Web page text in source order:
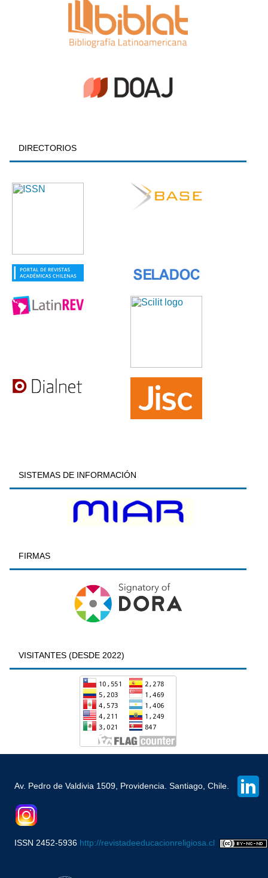
DIRECTORIOS
SISTEMAS DE INFORMACIÓN
FIRMAS
VISITANTES (DESDE 2022)
Av. Pedro de Valdivia 1509, Providencia. Santiago, Chile.
ISSN 2452-5936 http://revistadeeducacionreligiosa.cl